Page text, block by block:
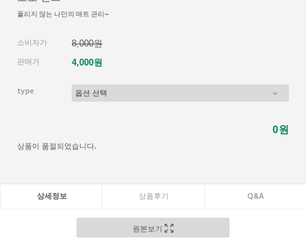
풀리지 않는 나만의 매트 관리~
소비자가
8,000원
판매가
4,000원
type
0원
상품이 품절되었습니다.
상세정보 상품후기 Q&A
원본보기